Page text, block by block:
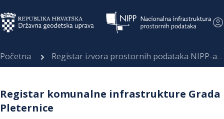
Početna Registar izvora prostornih podataka NIPP-a
Registar komunalne infrastrukture Grada
Pleternice